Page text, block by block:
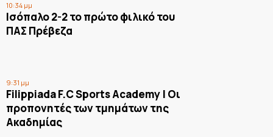
10:34 μμ
Ισόπαλο 2-2 το πρώτο φιλικό του
ΠΑΣ Πρέβεζα
9:31 μμ
Filippiada F.C Sports Academy | Οι
προπονητές των τμημάτων της
Ακαδημίας